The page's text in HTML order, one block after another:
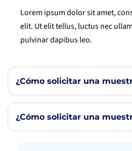
Lorem ipsum dolor sit amet,
elit. Ut elit tellus, luctus nec
pulvinar dapibus leo.
¿Cómo solicitar una
¿Cómo solicitar una